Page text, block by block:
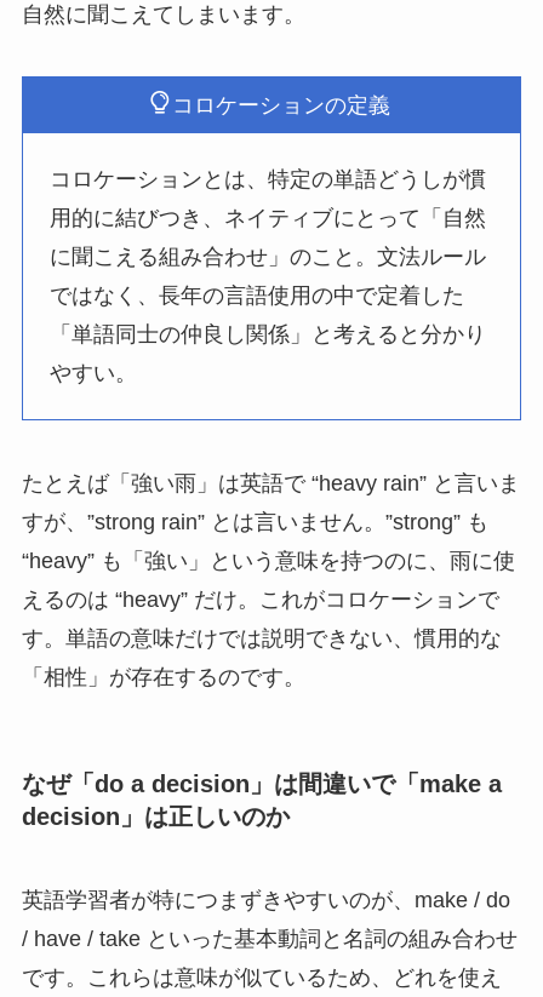
自然に聞こえてしまいます。
コロケーションの定義
コロケーションとは、特定の単語どうしが慣
用的に結びつき、ネイティブにとって「自然
に聞こえる組み合わせ」のこと。文法ルール
ではなく、長年の言語使用の中で定着した
「単語同士の仲良し関係」と考えると分かり
やすい。
たとえば「強い雨」は英語で “heavy rain” と言いま
すが、”strong rain” とは言いません。”strong” も
“heavy” も「強い」という意味を持つのに、雨に使
えるのは “heavy” だけ。これがコロケーションで
す。単語の意味だけでは説明できない、慣用的な
「相性」が存在するのです。
なぜ「do a decision」は間違いで「make a
decision」は正しいのか
英語学習者が特につまずきやすいのが、make / do
/ have / take といった基本動詞と名詞の組み合わせ
です。これらは意味が似ているため、どれを使え